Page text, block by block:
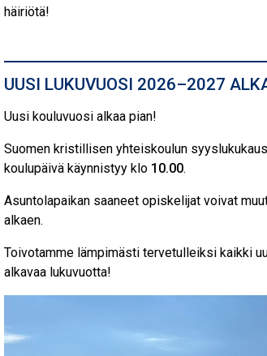
häiriötä!
UUSI LUKUVUOSI 2026–2027
Uusi kouluvuosi alkaa pian!
Suomen kristillisen yhteiskoulun
koulupäivä käynnistyy klo 10.00.
Asuntolapaikan saaneet opiskelijat voivat
alkaen.
Toivotamme lämpimästi tervetulleiksi kaikki
alkavaa lukuvuotta!